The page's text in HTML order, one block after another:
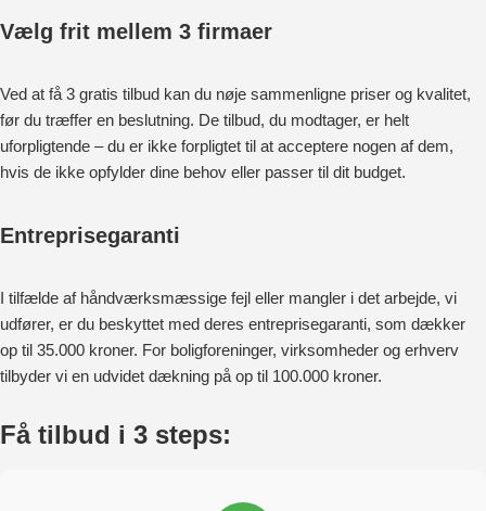
Vælg frit mellem 3 firmaer
Ved at få 3 gratis tilbud kan du nøje sammenligne priser og kvalitet,
før du træffer en beslutning. De tilbud, du modtager, er helt
uforpligtende – du er ikke forpligtet til at acceptere nogen af dem,
hvis de ikke opfylder dine behov eller passer til dit budget.
Entreprisegaranti
I tilfælde af håndværksmæssige fejl eller mangler i det arbejde, vi
udfører, er du beskyttet med deres entreprisegaranti, som dækker
op til 35.000 kroner. For boligforeninger, virksomheder og erhverv
tilbyder vi en udvidet dækning på op til 100.000 kroner.
Få tilbud i 3 steps: